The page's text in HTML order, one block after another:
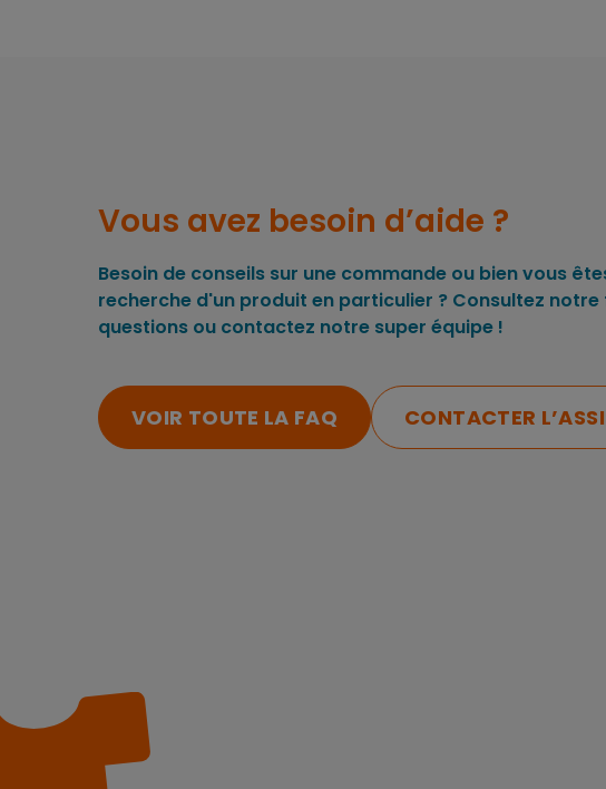
Vous avez besoin d’aide ?
Besoin de conseils sur une commande ou bien vous
recherche d'un produit en particulier ? Consultez notre
questions ou contactez notre super équipe !
VOIR TOUTE LA FAQ CONTACTER